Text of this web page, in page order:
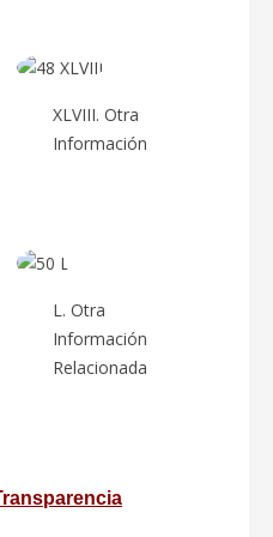
XLVIII. Otra
Información
L. Otra
Información
Relacionada